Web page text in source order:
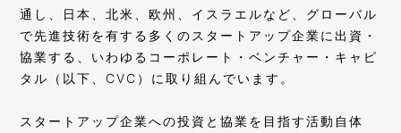
通し、日本、北米、欧州、イスラエルなど、グローバル
で先進技術を有する多くのスタートアップ企業に出資・
協業する、いわゆるコーポレート・ベンチャー・キャピ
タル（以下、CVC）に取り組んでいます。
スタートアップ企業への投資と協業を目指す活動自体